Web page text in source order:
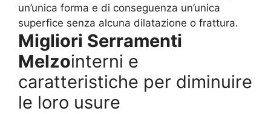
un’unica forma e di conseguenza un’unica
superfice senza alcuna dilatazione o frattura.
Migliori Serramenti
Melzointerni e
caratteristiche per diminuire
le loro usure